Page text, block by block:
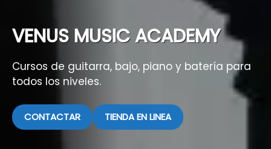
VENUS MUSIC ACADEMY
Cursos de guitarra, bajo, piano y batería para
todos los niveles.
CONTACTAR TIENDA EN LINEA